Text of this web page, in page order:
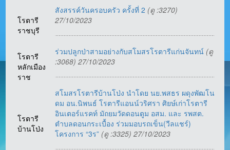
โรตารี
ราชบุรี
สังสรรค์วันครอบครัว ครั้งที่ 2 (ดู :3270)
27/10/2023
โรตารี
หลักเมือง
ราช
ร่วมปลูกป่าสามอย่างกับสโมสรโรตารีแก่นจันทน์ (ดู
:3068) 27/10/2023
โรตารี
บ้านโป่ง
สโมสรโรตารีบ้านโป่ง นำโดย นย.พสธร ผดุงพัฒโน
ดม อน.นิพนธ์ โรตารีแอนน์วริศรา ศิยษ์เก่าโรตารี
อินเตอร์แรคท์ มัถยมวัดดอนตูม อสม. และ รพสต.
ตำบลดอนกระเบื้อง ร่วมมอบรถเข็น(วีลแชร์)
โครงการ “3ร” (ดู :3325) 27/10/2023